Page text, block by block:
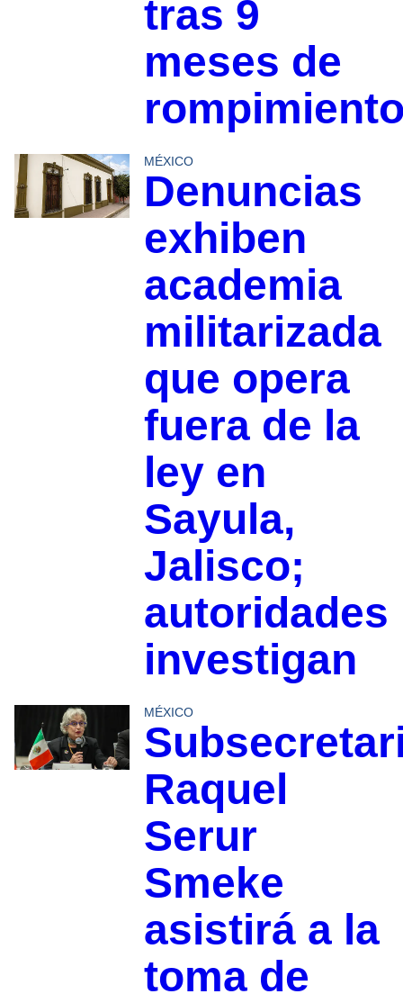
tras 9
meses de
MÉXICO
Denuncias
exhiben
academia
militarizada
que opera
fuera de la
ley en
Sayula,
Jalisco;
autoridades
investigan
MÉXICO
Raquel
Serur
Smeke
asistirá a la
toma de